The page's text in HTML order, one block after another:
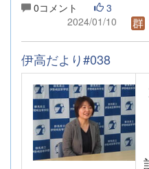
0コメント
3
2024/01/10
伊高だより#038